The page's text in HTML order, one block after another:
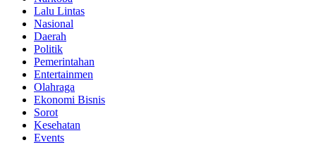
Lalu Lintas
Nasional
Daerah
Politik
Pemerintahan
Entertainmen
Olahraga
Ekonomi Bisnis
Sorot
Kesehatan
Events